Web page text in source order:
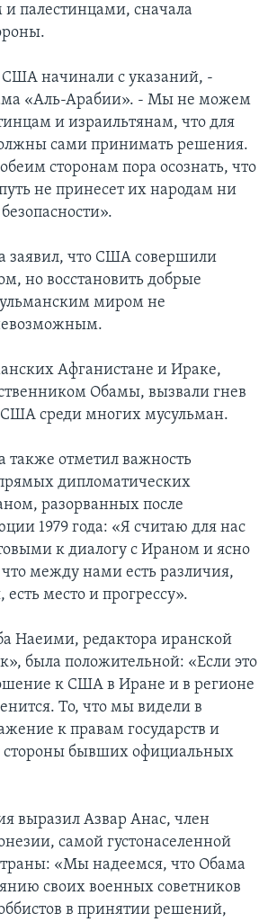
палестинцами, сначала
начинали с указаний, -
«Аль-Арабии». - Мы не можем
и израильтянам, что для
сами принимать решения.
сторонам пора осознать, что
не принесет их народам ни
заявил, что США совершили
но восстановить добрые
миром не
Афганистане и Ираке,
Обамы, вызвали гнев
среди многих мусульман.
также отметил важность
дипломатических
разорванных после
1979 года: «Я считаю для нас
к диалогу с Ираном и ясно
между нами есть различия,
место и прогрессу».
Наеими, редактора иранской
была положительной: «Если это
к США в Иране и в регионе
То, что мы видели в
к правам государств и
стороны бывших официальных
выразил Азвар Анас, член
самой густонаселенной
«Мы надеемся, что Обама
своих военных советников
в принятии решений,